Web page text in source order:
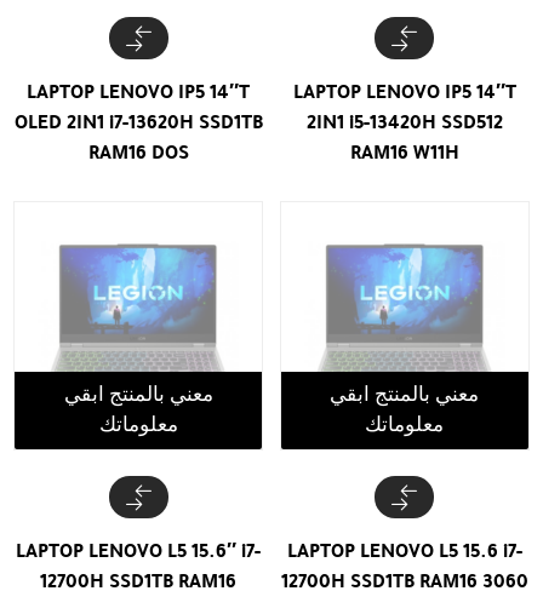
LAPTOP LENOVO IP5 14″T
2IN1 i5-13420H SSD512
RAM16 W11H
LAPTOP LENOVO IP5 14″T
OLED 2IN1 i7-13620H SSD1TB
RAM16 DOS
معني بالمنتج ابقي
معلوماتك
LAPTOP LENOVO L5 15.6 i7-
12700H SSD1TB RAM16 3060
معني بالمنتج ابقي
معلوماتك
LAPTOP LENOVO L5 15.6″ i7-
12700H SSD1TB RAM16